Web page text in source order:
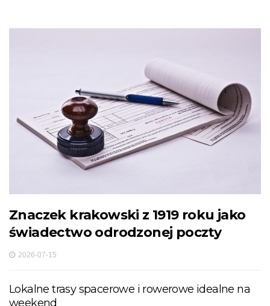
Znaczek krakowski z 1919 roku jako
świadectwo odrodzonej poczty
2026-07-15
Lokalne trasy spacerowe i rowerowe idealne na
weekend